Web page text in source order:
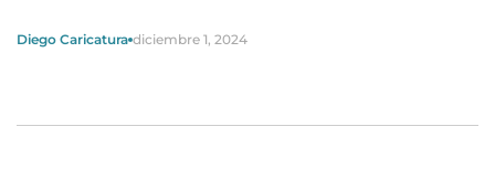
Diego Caricatura diciembre 1, 2024